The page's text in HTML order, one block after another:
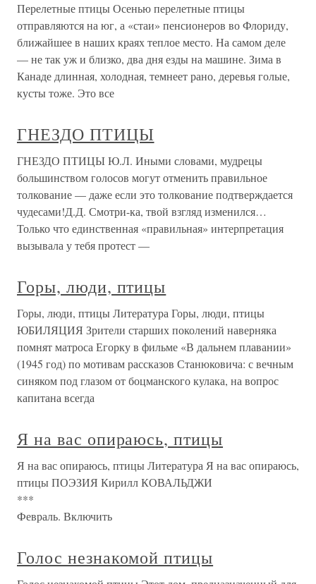
Перелетные птицы Осенью перелетные птицы
отправляются на юг, а «стаи» пенсионеров во Флориду,
ближайшее в наших краях теплое место. На самом деле
— не так уж и близко, два дня езды на машине. Зима в
Канаде длинная, холодная, темнеет рано, деревья голые,
кусты тоже. Это все
ГНЕЗДО ПТИЦЫ
ГНЕЗДО ПТИЦЫ Ю.Л. Иными словами, мудрецы
большинством голосов могут отменить правильное
толкование — даже если это толкование подтверждается
чудесами!Д.Д. Смотри-ка, твой взгляд изменился…
Только что единственная «правильная» интерпретация
вызывала у тебя протест —
Горы, люди, птицы
Горы, люди, птицы Литература Горы, люди, птицы
ЮБИЛЯЦИЯ Зрители старших поколений наверняка
помнят матроса Егорку в фильме «В дальнем плавании»
(1945 год) по мотивам рассказов Станюковича: с вечным
синяком под глазом от боцманского кулака, на вопрос
капитана всегда
Я на вас опираюсь, птицы
Я на вас опираюсь, птицы Литература Я на вас опираюсь,
птицы ПОЭЗИЯ Кирилл КОВАЛЬДЖИ
Февраль. Включить
Голос незнакомой птицы